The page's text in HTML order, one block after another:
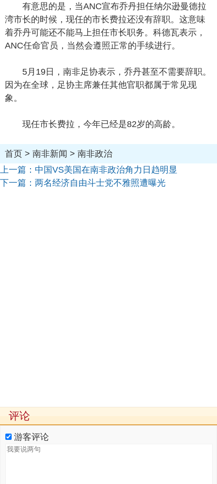
有意思的是，当ANC宣布乔丹担任纳尔逊曼德拉
湾市长的时候，现任的市长费拉还没有辞职。这意味
着乔丹可能还不能马上担任市长职务。科德瓦表示，
ANC任命官员，当然会遵照正常的手续进行。
5月19日，南非足协表示，乔丹甚至不需要辞职。
因为在全球，足协主席兼任其他官职都属于常见现
象。
现任市长费拉，今年已经是82岁的高龄。
首页 > 南非新闻 > 南非政治
上一篇： 中国VS美国在南非政治角力日趋明显
下一篇： 两名经济自由斗士党不雅照遭曝光
评论
游客评论